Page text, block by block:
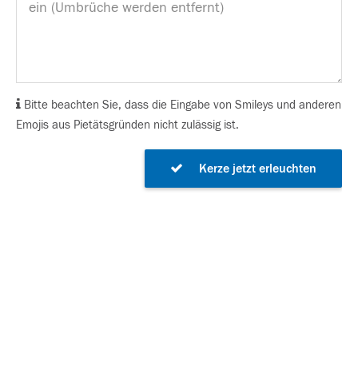
Bitte beachten Sie, dass die Eingabe von Smileys und anderen
Emojis aus Pietätsgründen nicht zulässig ist.
Kerze jetzt erleuchten